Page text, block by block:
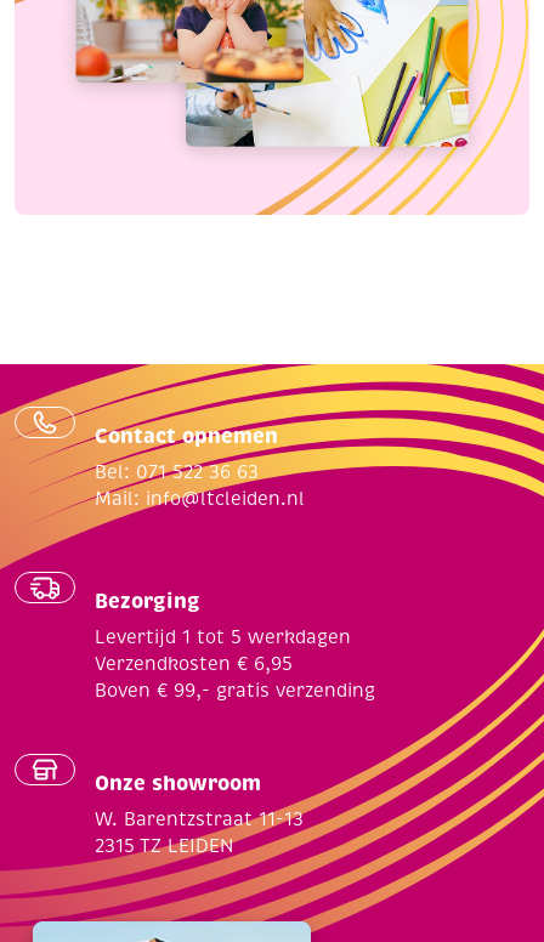
Contact opnemen
Bel: 071 522 36 63
Mail: info@ltcleiden.nl
Bezorging
Levertijd 1 tot 5 werkdagen
Verzendkosten € 6,95
Boven € 99,- gratis verzending
Onze showroom
W. Barentzstraat 11-13
2315 TZ LEIDEN